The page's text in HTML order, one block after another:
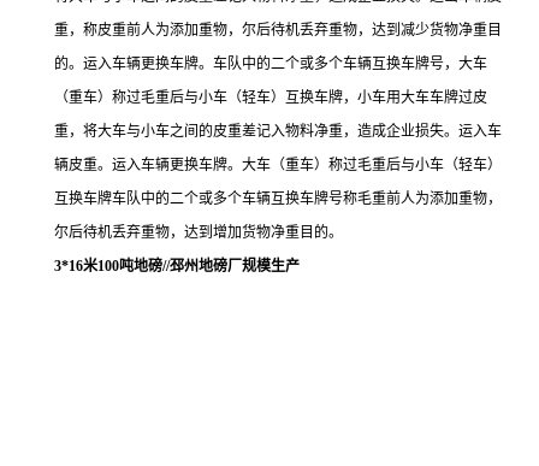
重，称皮重前人为添加重物，尔后待机丢弃重物，达到减少货物净重目
的。运入车辆更换车牌。车队中的二个或多个车辆互换车牌号，大车
（重车）称过毛重后与小车（轻车）互换车牌，小车用大车车牌过皮
重，将大车与小车之间的皮重差记入物料净重，造成企业损失。运入车
辆皮重。运入车辆更换车牌。大车（重车）称过毛重后与小车（轻车）
互换车牌车队中的二个或多个车辆互换车牌号称毛重前人为添加重物，
尔后待机丢弃重物，达到增加货物净重目的。
3*16米100吨地磅//邳州地磅厂规模生产